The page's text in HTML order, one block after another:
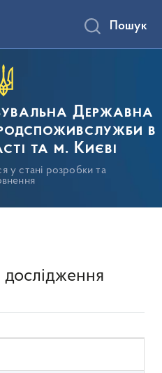
Державна
в
та м. Києві
у стані розробки та
Пошук
дослідження